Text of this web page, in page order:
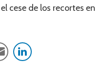
cese de los recortes en